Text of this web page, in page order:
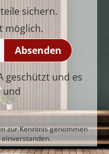
sichern.
möglich.
Absenden
geschützt und es
und
zur Kenntnis genommen